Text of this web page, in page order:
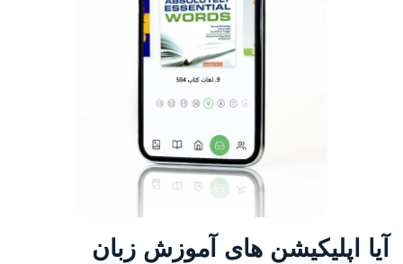
آیا اپلیکیشن های آموزش زبان